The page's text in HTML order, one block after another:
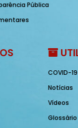
Pública
COVID-19
Notícias
Vídeos
Glossário